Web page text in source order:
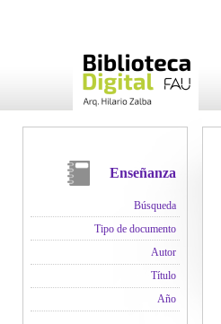
Enseñanza
Búsqueda
Tipo de documento
Autor
Título
Año